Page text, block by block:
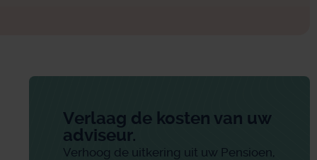
Verlaag de kosten van uw
adviseur.
Verhoog de uitkering uit uw Pensioen,